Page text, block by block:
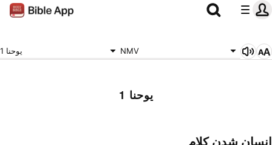
یوحنا 1 NMV
یوحنا 1
انسان شدن کلام